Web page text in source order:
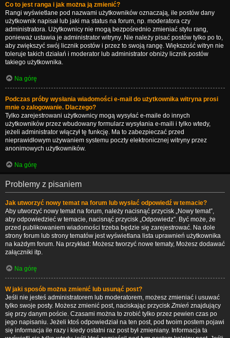
Co to jest ranga i jak można ją zmienić?
Rangi wyświetlane pod nazwami użytkowników oznaczają, ile postów dany
użytkownik napisał lub jaki ma status na forum, np. moderatora czy
administratora. Użytkownicy nie mogą bezpośrednio zmieniać stylu rang,
ponieważ ustawia je administrator witryny. Nie należy pisać postów tylko po to,
aby zwiększyć swój licznik postów i przez to swoją rangę. Większość witryn nie
toleruje takich działań i moderator lub administrator obniży licznik postów
takiego użytkownika.
Na górę
Podczas próby wysłania wiadomości e-mail do użytkownika witryna prosi
mnie o zalogowanie. Dlaczego?
Tylko zarejestrowani użytkownicy mogą wysyłać e-maile do innych
użytkowników przez wbudowany formularz wysyłania e-maili i tylko wtedy,
jeżeli administrator włączył tę funkcję. Ma to zabezpieczać przed
nieprawidłowym używaniem systemu poczty elektronicznej witryny przez
anonimowych użytkowników.
Na górę
Problemy z pisaniem
Jak utworzyć nowy temat na forum lub wysłać odpowiedź w temacie?
Aby utworzyć nowy temat na forum, należy nacisnąć przycisk „Nowy temat”,
aby odpowiedzieć w temacie, nacisnąć przycisk „Odpowiedz”. Być może, że
przed publikowaniem wiadomości trzeba będzie się zarejestrować. Na dole
strony forum lub strony tematów jest wyświetlana lista uprawnień użytkownika
na każdym forum. Na przykład: Możesz tworzyć nowe tematy, Możesz dodawać
załączniki itp.
Na górę
W jaki sposób można zmienić lub usunąć post?
Jeśli nie jesteś administratorem lub moderatorem, możesz zmieniać i usuwać
tylko swoje posty. Możesz zmienić post, naciskając przyciskZmień znajdujący
się przy danym poście. Czasami można to zrobić tylko przez pewien czas po
jego napisaniu. Jeżeli ktoś odpowiedział na ten post, pod twoim postem pojawi
się informacja ile razy i kiedy ostatni raz post był zmieniany. Informacja ta